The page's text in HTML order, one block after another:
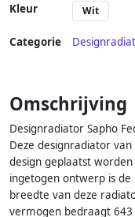
Kleur Wit
Categorie
Omschrijving
Designradiator Sapho
Deze designradiator
design geplaatst
ingetogen ontwerp is
breedte van deze
vermogen bedraagt